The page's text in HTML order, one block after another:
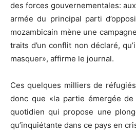
des forces gouvernementales:
armée du principal parti
mozambicain mène une
traits d’un conflit non déclaré,
masquer», affirme le journal.
Ces quelques milliers de
donc que «la partie émergée de
quotidien qui propose une
qu’inquiétante dans ce pays en